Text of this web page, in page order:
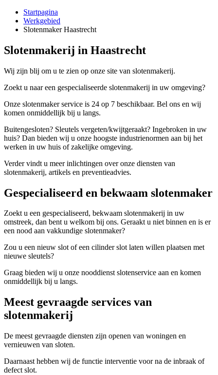
Startpagina
Werkgebied
Slotenmaker Haastrecht
Slotenmakerij in Haastrecht
Wij zijn blij om u te zien op onze site van slotenmakerij.
Zoekt u naar een gespecialiseerde slotenmakerij in uw omgeving?
Onze slotenmaker service is 24 op 7 beschikbaar. Bel ons en wij
komen onmiddellijk bij u langs.
Buitengesloten? Sleutels vergeten/kwijtgeraakt? Ingebroken in uw
huis? Dan bieden wij u onze hoogste industrienormen aan bij het
werken in uw huis of zakelijke omgeving.
Verder vindt u meer inlichtingen over onze diensten van
slotenmakerij, artikels en preventieadvies.
Gespecialiseerd en bekwaam slotenmaker
Zoekt u een gespecialiseerd, bekwaam slotenmakerij in uw
omstreek, dan bent u welkom bij ons. Geraakt u niet binnen en is er
een nood aan vakkundige slotenmaker?
Zou u een nieuw slot of een cilinder slot laten willen plaatsen met
nieuwe sleutels?
Graag bieden wij u onze nooddienst slotenservice aan en komen
onmiddellijk bij u langs.
Meest gevraagde services van
slotenmakerij
De meest gevraagde diensten zijn openen van woningen en
vernieuwen van sloten.
Daarnaast hebben wij de functie interventie voor na de inbraak of
defect slot.